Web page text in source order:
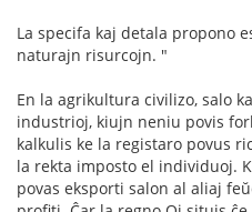
La specifa kaj detala propono
naturajn risurcojn. "
En la agrikultura civilizo, salo
industrioj, kiujn neniu povis
kalkulis ke la registaro povus
la rekta imposto el individuoj.
povas eksporti salon al aliaj